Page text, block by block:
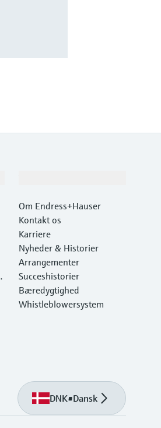
Om Endress+Hauser
Kontakt os
Karriere
Nyheder & Historier
Arrangementer
Succeshistorier
Bæredygtighed
Whistleblowersystem
DNK•Dansk